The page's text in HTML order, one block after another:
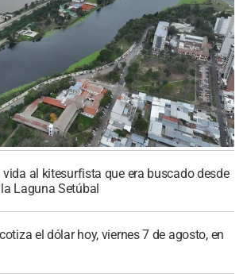
al kitesurfista que era buscado desde
Laguna Setúbal
el dólar hoy, viernes 7 de agosto, en